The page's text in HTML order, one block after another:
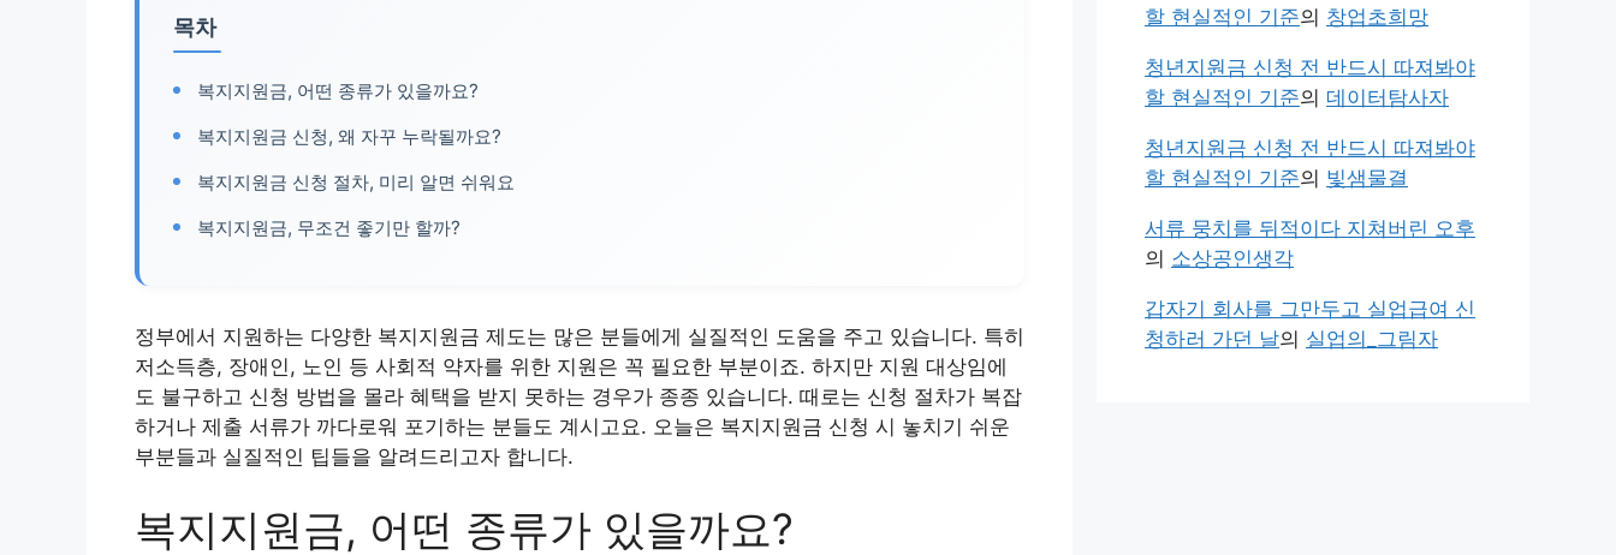
목차
복지지원금, 어떤 종류가 있을까요?
복지지원금 신청, 왜 자꾸 누락될까요?
복지지원금 신청 절차, 미리 알면 쉬워요
복지지원금, 무조건 좋기만 할까?
정부에서 지원하는 다양한 복지지원금 제도는 많은 분들에게 실질적인 도움을 주고 있습니다. 특히
저소득층, 장애인, 노인 등 사회적 약자를 위한 지원은 꼭 필요한 부분이죠. 하지만 지원 대상임에
도 불구하고 신청 방법을 몰라 혜택을 받지 못하는 경우가 종종 있습니다. 때로는 신청 절차가 복잡
하거나 제출 서류가 까다로워 포기하는 분들도 계시고요. 오늘은 복지지원금 신청 시 놓치기 쉬운
부분들과 실질적인 팁들을 알려드리고자 합니다.
복지지원금, 어떤 종류가 있을까요?
할 현실적인 기준의 창업초희망
청년지원금 신청 전 반드시 따져봐야
할 현실적인 기준의 데이터탐사자
청년지원금 신청 전 반드시 따져봐야
할 현실적인 기준의 빛샘물결
서류 뭉치를 뒤적이다 지쳐버린 오후
의 소상공인생각
갑자기 회사를 그만두고 실업급여 신
청하러 가던 날의 실업의_그림자